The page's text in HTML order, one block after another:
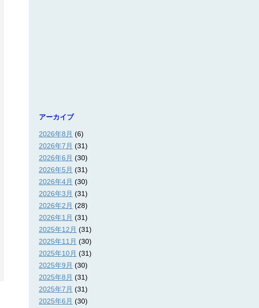
アーカイブ
2026年8月 (6)
2026年7月 (31)
2026年6月 (30)
2026年5月 (31)
2026年4月 (30)
2026年3月 (31)
2026年2月 (28)
2026年1月 (31)
2025年12月 (31)
2025年11月 (30)
2025年10月 (31)
2025年9月 (30)
2025年8月 (31)
2025年7月 (31)
2025年6月 (30)